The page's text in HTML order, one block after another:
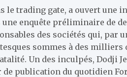
le trading gate, a ouvert une
enquête préliminaire de
des sociétés qui, par
sommes à des milliers
Un des inculpés, Dodji
publication du quotidien